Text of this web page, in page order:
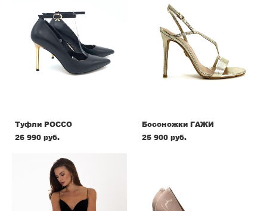
Туфли РОССО
26 990 pуб.
Босоножки ГАЖИ
25 900 pуб.